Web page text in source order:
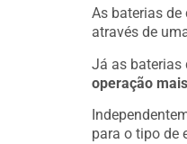
As baterias
através de
Já as baterias
operação
para o tipo de